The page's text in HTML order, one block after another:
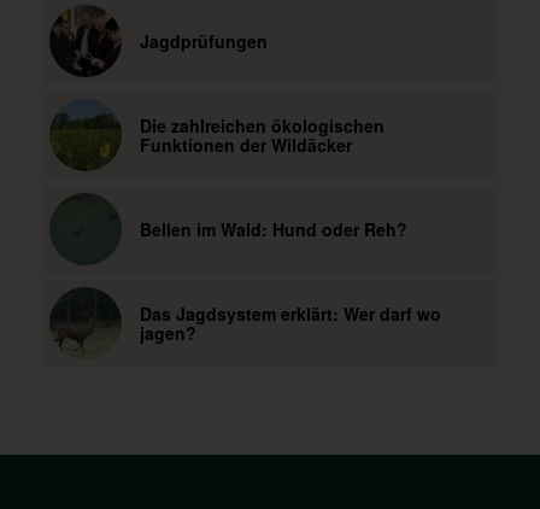
Jagdprüfungen
Die zahlreichen ökologischen
Funktionen der Wildäcker
Bellen im Wald: Hund oder Reh?
Das Jagdsystem erklärt: Wer darf wo
jagen?